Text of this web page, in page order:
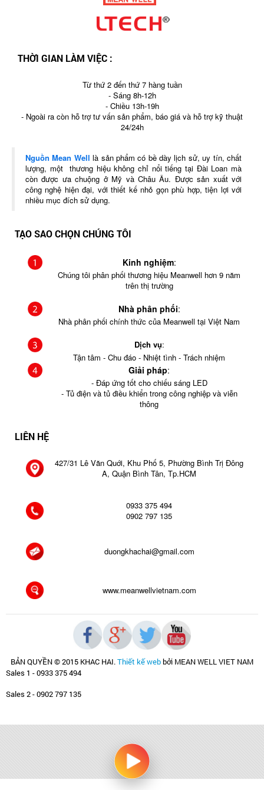
THỜI GIAN LÀM VIỆC :
Từ thứ 2 đến thứ 7 hàng tuần
- Sáng 8h-12h
- Chiều 13h-19h
- Ngoài ra còn hỗ trợ tư vấn sản phẩm, báo giá và hỗ trợ kỹ thuật
24/24h
Nguồn Mean Well là sản phẩm có bề dày lịch sử, uy tín, chất
lượng, một thương hiệu không chỉ nổi tiếng tại Đài Loan mà
còn được ưa chuộng ở Mỹ và Châu Âu. Được sản xuất với
công nghệ hiện đại, với thiết kế nhỏ gọn phù hợp, tiện lợi với
nhiều mục đích sử dụng.
TẠO SAO CHỌN CHÚNG TÔI
Kinh nghiệm:
Chúng tôi phân phối thương hiệu Meanwell hơn 9 năm
trên thị trường
Nhà phân phối:
Nhà phân phối chính thức của Meanwell tại Việt Nam
Dịch vụ:
Tận tâm - Chu đáo - Nhiệt tình - Trách nhiệm
Giải pháp:
- Đáp ứng tốt cho chiếu sáng LED
- Tủ điện và tủ điều khiển trong công nghiệp và viễn
thông
LIÊN HỆ
427/31 Lê Văn Quới, Khu Phố 5, Phường Bình Trị Đông
A, Quận Bình Tân, Tp.HCM
0933 375 494
0902 797 135
duongkhachai@gmail.com
www.meanwellvietnam.com
BẢN QUYỀN © 2015 KHAC HAI.Thiết kế webbởi MEAN WELL VIET NAM
Sales 1 - 0933 375 494
Sales 2 - 0902 797 135